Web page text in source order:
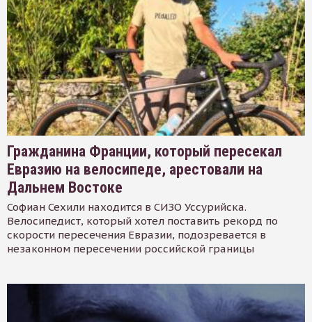
Гражданина Франции, который пересекал
Евразию на велосипеде, арестовали на
Дальнем Востоке
Софиан Сехили находится в СИЗО Уссурийска.
Велосипедист, который хотел поставить рекорд по
скорости пересечения Евразии, подозревается в
незаконном пересечении российской границы